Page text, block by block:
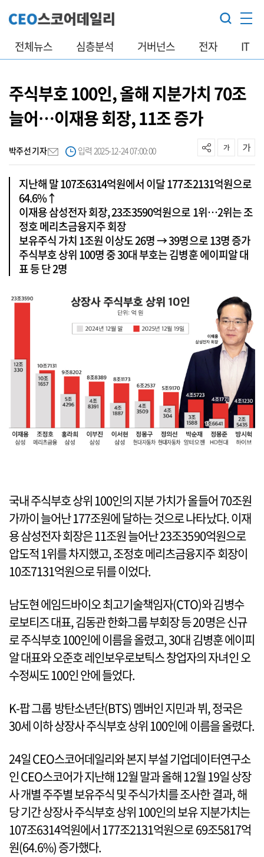
전체뉴스 심층분석 거버넌스 전자 IT
주식부호 100인, 올해 지분가치 70조
늘어…이재용 회장, 11조 증가
박주선 기자 입력 2025-12-24 07:00:00
지난해 말 107조6314억원에서 이달 177조2131억원으로
64.6%↑
이재용 삼성전자 회장, 23조3590억원으로 1위…2위는 조
정호 메리츠금융지주 회장
보유주식 가치 1조원 이상도 26명 → 39명으로 13명 증가
주식부호 상위 100명 중 30대 부호는 김병훈 에이피알 대
표 등 단 2명
국내 주식부호 상위 100인의 지분 가치가 올들어 70조원
가까이 늘어난 177조원에 달하는 것으로 나타났다. 이재
용 삼성전자 회장은 11조원 늘어난 23조3590억원으로
압도적 1위를 차지했고, 조정호 메리츠금융지주 회장이
10조7131억원으로 뒤를 이었다.
남도현 에임드바이오 최고기술책임자(CTO)와 김병수
로보티즈 대표, 김동관 한화그룹 부회장 등 20명은 신규
로 주식부호 100인에 이름을 올렸고, 30대 김병훈 에이피
알 대표와 오준호 레인보우로보틱스 창업자의 자녀인 오
수정씨도 100인 안에 들었다.
K-팝 그룹 방탄소년단(BTS) 멤버인 지민과 뷔, 정국은
30세 이하 상장사 주식부호 상위 100인에 이름을 올렸다.
24일 CEO스코어데일리와 본지 부설 기업데이터연구소
인 CEO스코어가 지난해 12월 말과 올해 12월 19일 상장
사 개별 주주별 보유주식 및 주식가치를 조사한 결과, 해
당 기간 상장사 주식부호 상위 100인의 보유 지분가치는
107조6314억원에서 177조2131억원으로 69조5817억
원(64.6%) 증가했다.